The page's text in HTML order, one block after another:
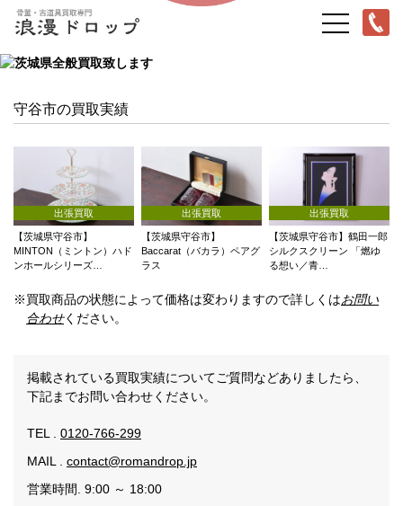
守谷市の買取実績
出張買取
【茨城県守谷市】
MINTON（ミントン）ハド
ンホールシリーズ…
出張買取
【茨城県守谷市】
Baccarat（バカラ）ペアグ
ラス
出張買取
【茨城県守谷市】鶴田一郎
シルクスクリーン 「燃ゆ
る想い／青…
※買取商品の状態によって価格は変わりますので詳しくはお問い
合わせください。
掲載されている買取実績についてご質問などありましたら、
下記までお問い合わせください。
TEL . 0120-766-299
MAIL . contact@romandrop.jp
営業時間. 9:00 ～ 18:00